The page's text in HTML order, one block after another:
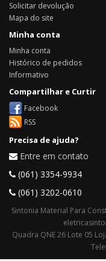
Solicitar devolução
Mapa do site
Minha conta
Minha conta
Histórico de pedidos
Informativo
Compartilhar e Curtir
Facebook
RSS
Precisa de ajuda?
Entre em contato
(061) 3354-9934
(061) 3202-0610
Sintonia Material Para
Quadra QNE 26 Lote 05